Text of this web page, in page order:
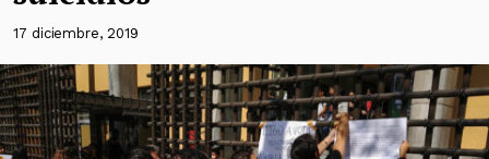
17 diciembre, 2019